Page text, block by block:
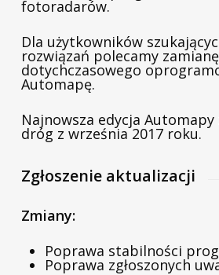
fotoradarów.
Dla użytkowników
rozwiązań polecamy zamianę
dotychczasowego
Automapę.
Najnowsza edycja
dróg z września 2017 roku.
Zgłoszenie aktualizacji
Zmiany:
Poprawa stabilności
Poprawa zgłoszonych